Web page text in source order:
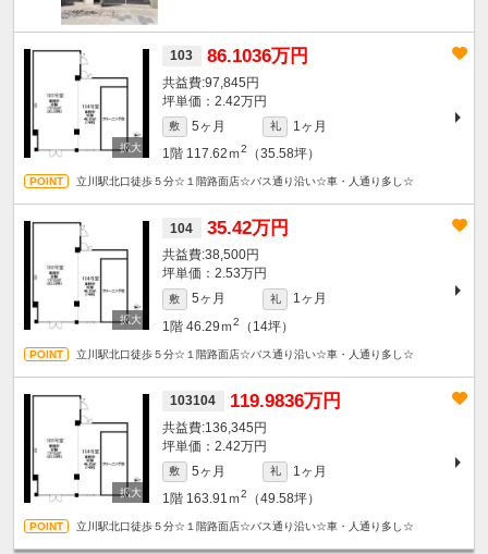
103 86.1036万円
97,845円
坪単価：2.42万円
敷 5ヶ月 礼
1ヶ月
1階 117.62ｍ2 （35.58坪）
立川駅北口徒歩５分☆１階路面店☆バス通り沿い☆車・人通り多し☆
104 35.42万円
38,500円
坪単価：2.53万円
敷 5ヶ月 礼
1ヶ月
1階 46.29ｍ2 （14坪）
立川駅北口徒歩５分☆１階路面店☆バス通り沿い☆車・人通り多し☆
103104 119.9836万円
136,345円
坪単価：2.42万円
敷 5ヶ月 礼
1ヶ月
1階 163.91ｍ2 （49.58坪）
立川駅北口徒歩５分☆１階路面店☆バス通り沿い☆車・人通り多し☆